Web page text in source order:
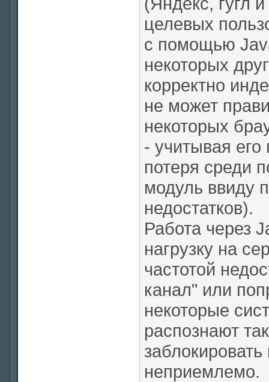
целевых
с помощью
некоторых
корректно
не может
некоторых
- учитывая
потеря среди
модуль ввиду
недостатков).
Работа через
нагрузку на
частотой
канал" или
некоторые
распознают
неприемлемо.